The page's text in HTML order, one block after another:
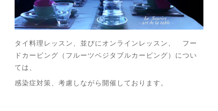
タイ料理レッスン、並びにオンラインレッスン、 フー
ドカービング（フルーツベジタブルカービング）につい
ては、
感染症対策、考慮しながら開催しております。